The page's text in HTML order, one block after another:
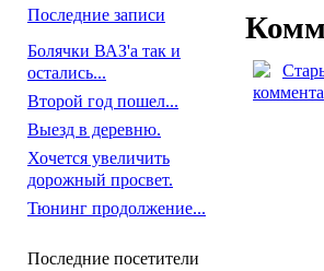
Последние записи
Болячки ВАЗ'а так и
остались...
Второй год пошел...
Выезд в деревню.
Хочется увеличить
дорожный просвет.
Тюнинг продолжение...
Последние посетители